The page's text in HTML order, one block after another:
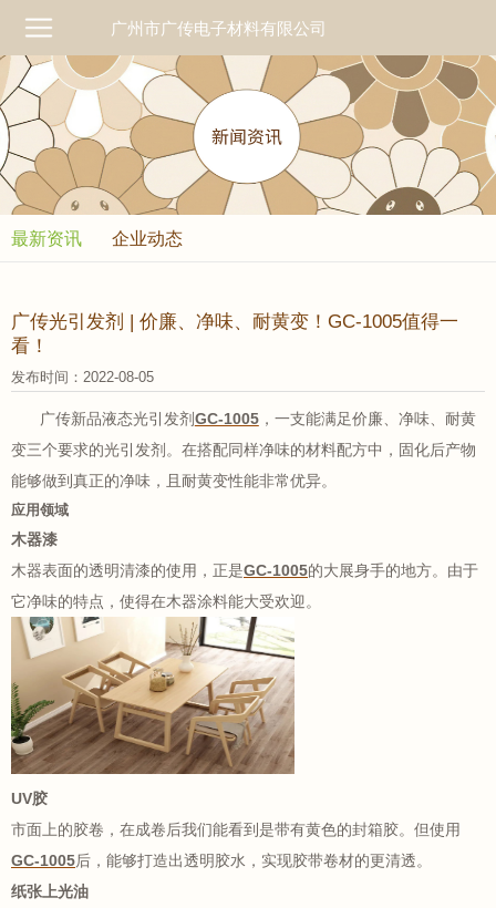
广州市广传电子材料有限公司
最新资讯 企业动态
广传光引发剂 | 价廉、净味、耐黄变！GC-1005值得一
看！
发布时间：2022-08-05
广传新品液态光引发剂GC-1005，一支能满足价廉、净味、耐黄
变三个要求的光引发剂。在搭配同样净味的材料配方中，固化后产物
能够做到真正的净味，且耐黄变性能非常优异。
应用领域
木器漆
木器表面的透明清漆的使用，正是GC-1005的大展身手的地方。由于
它净味的特点，使得在木器涂料能大受欢迎。
UV胶
市面上的胶卷，在成卷后我们能看到是带有黄色的封箱胶。但使用
GC-1005后，能够打造出透明胶水，实现胶带卷材的更清透。
纸张上光油